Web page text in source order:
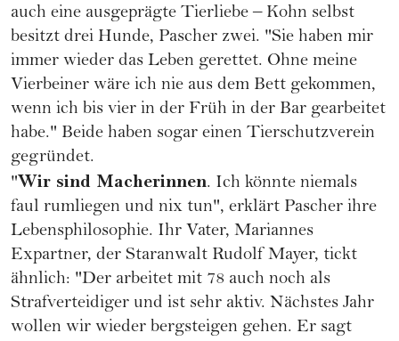
auch eine ausgeprägte Tierliebe – Kohn selbst
besitzt drei Hunde, Pascher zwei. "Sie haben mir
immer wieder das Leben gerettet. Ohne meine
Vierbeiner wäre ich nie aus dem Bett gekommen,
wenn ich bis vier in der Früh in der Bar gearbeitet
habe." Beide haben sogar einen Tierschutzverein
gegründet.
"Wir sind Macherinnen. Ich könnte niemals
faul rumliegen und nix tun", erklärt Pascher ihre
Lebensphilosophie. Ihr Vater, Mariannes
Expartner, der Staranwalt Rudolf Mayer, tickt
ähnlich: "Der arbeitet mit 78 auch noch als
Strafverteidiger und ist sehr aktiv. Nächstes Jahr
wollen wir wieder bergsteigen gehen. Er sagt